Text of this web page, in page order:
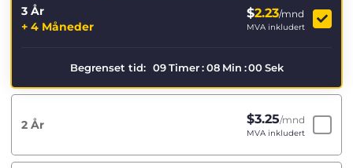
3 År
+ 4 Måneder
$2.23/mnd
MVA inkludert
Begrenset tid: 09 Timer : 08 Min :00 Sek
2 År $3.25/mnd
MVA inkludert